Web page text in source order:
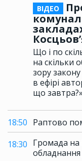
ВІДЕО
Що і по
на скільки
зору
в ефірі
що
18:50 Раптово
18:30 Громада на
обладнання